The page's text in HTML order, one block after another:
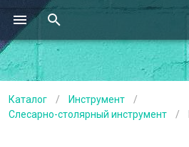
Каталог / Инструмент
/
Слесарно-столярный инструмент
/